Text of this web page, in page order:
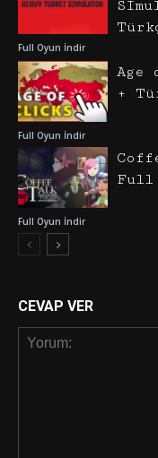
Full Oyun İndir
Full Oyun İndir
Age
+
Full Oyun İndir
Full
CEVAP VER